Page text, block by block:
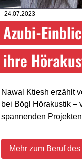
24.07.2023
Azubi-
ihre
Nawal Ktiesh erzählt
bei Bögl Hörakustik –
spannenden
Mehr zum Beruf